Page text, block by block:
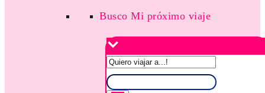
Busco Mi próximo viaje